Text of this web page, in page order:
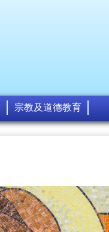
宗教及道德教育